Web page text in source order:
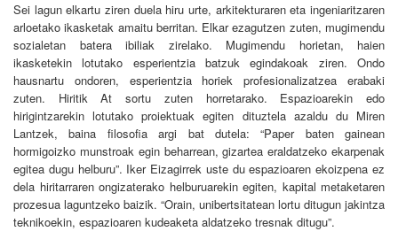
Sei lagun elkartu ziren duela hiru urte, arkitekturaren eta ingeniaritzaren
arloetako ikasketak amaitu berritan. Elkar ezagutzen zuten, mugimendu
sozialetan batera ibiliak zirelako. Mugimendu horietan, haien
ikasketekin lotutako esperientzia batzuk egindakoak ziren. Ondo
hausnartu ondoren, esperientzia horiek profesionalizatzea erabaki
zuten. Hiritik At sortu zuten horretarako. Espazioarekin edo
hirigintzarekin lotutako proiektuak egiten dituztela azaldu du Miren
Lantzek, baina filosofia argi bat dutela: “Paper baten gainean
hormigoizko munstroak egin beharrean, gizartea eraldatzeko ekarpenak
egitea dugu helburu”. Iker Eizagirrek uste du espazioaren ekoizpena ez
dela hiritarraren ongizaterako helburuarekin egiten, kapital metaketaren
prozesua laguntzeko baizik. “Orain, unibertsitatean lortu ditugun jakintza
teknikoekin, espazioaren kudeaketa aldatzeko tresnak ditugu”.